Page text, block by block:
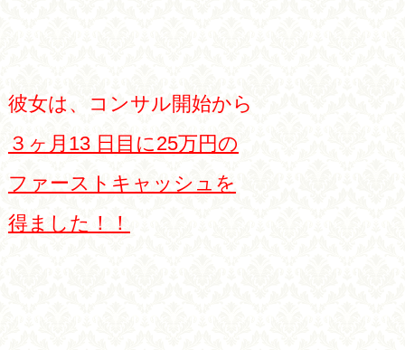
彼女は、コンサル開始から
３ヶ月13 日目に 25万円の
ファーストキャッシュを
得ました！！